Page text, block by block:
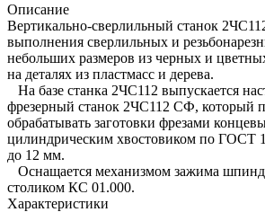
Описание
Вертикально-сверлильный станок
выполнения сверлильных и
небольших размеров из черных и
на деталях из пластмасс и дерева.
На базе станка 2ЧС112 выпускается
фрезерный станок 2ЧС112 СФ, который
обрабатывать заготовки фрезами
цилиндрическим хвостовиком по ГОСТ
до 12 мм.
Оснащается механизмом зажима
столиком КС 01.000.
Характеристики